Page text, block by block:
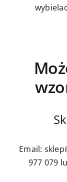
Email:
977 079